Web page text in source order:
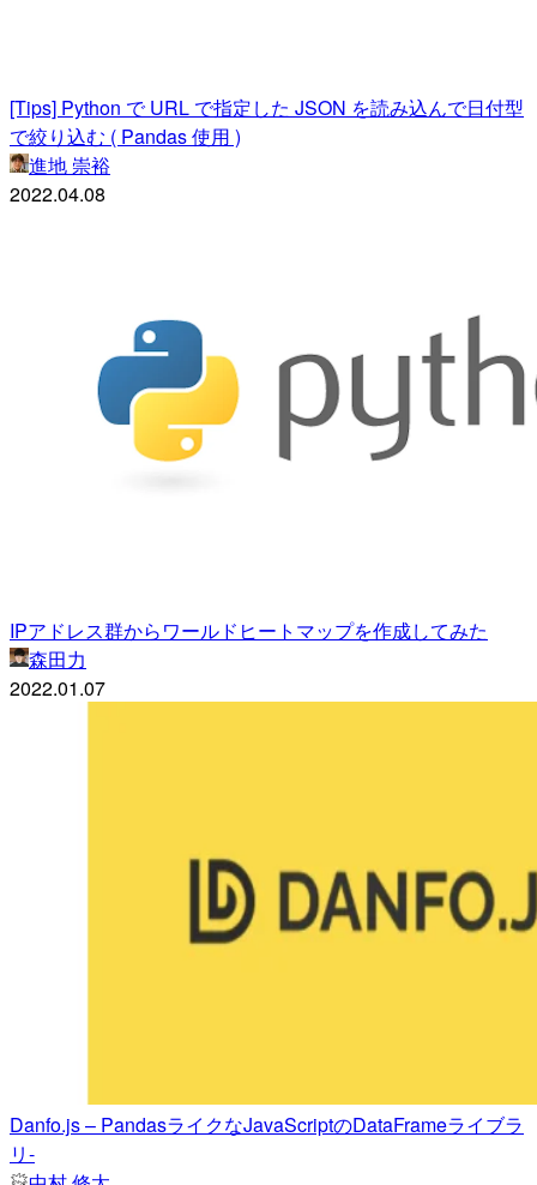
[Tips] Python で URL で指定した JSON を読み込んで日付型
で絞り込む ( Pandas 使用 )
進地 崇裕
2022.04.08
IPアドレス群からワールドヒートマップを作成してみた
森田力
2022.01.07
Danfo.js – PandasライクなJavaScriptのDataFrameライブラ
リ-